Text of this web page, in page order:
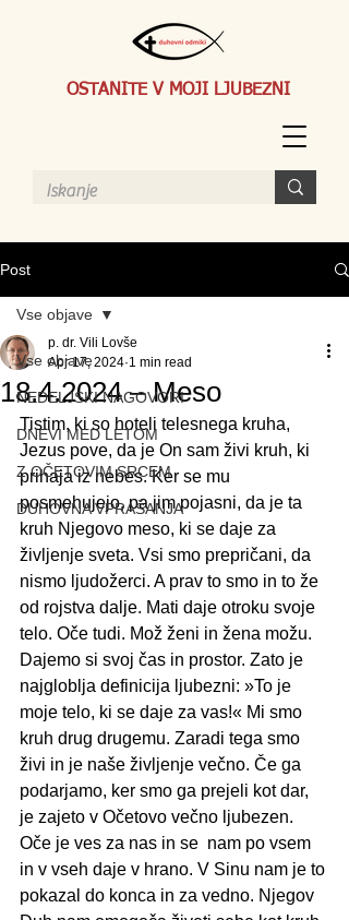
OSTANITE V MOJI LJUBEZNI
Post
Vse objave
NEDELJSKI NAGOVORI
DNEVI MED LETOM
Z OČETOVIM SRCEM
DUHOVNA VPRAŠANJA
Vse objave
18.4.2024 – Meso
p. dr. Vili Lovše
Apr 17, 2024 1 min read
Tistim, ki so hoteli telesnega kruha,
Jezus pove, da je On sam živi kruh, ki
prihaja iz nebes. Ker se mu
posmehujejo, pa jim pojasni, da je ta
kruh Njegovo meso, ki se daje za
življenje sveta. Vsi smo prepričani, da
nismo ljudožerci. A prav to smo in to že
od rojstva dalje. Mati daje otroku svoje
telo. Oče tudi. Mož ženi in žena možu.
Dajemo si svoj čas in prostor. Zato je
najgloblja definicija ljubezni: »To je
moje telo, ki se daje za vas!« Mi smo
kruh drug drugemu. Zaradi tega smo
živi in je naše življenje večno. Če ga
podarjamo, ker smo ga prejeli kot dar,
je zajeto v Očetovo večno ljubezen.
Oče je ves za nas in se  nam po vsem
in v vseh daje v hrano. V Sinu nam je to
pokazal do konca in za vedno. Njegov